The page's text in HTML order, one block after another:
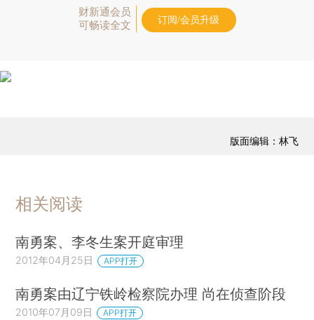
财新通会员
可畅读全文
订阅/会员升级
版面编辑：林飞
相关阅读
南勇案、李冬生案开庭审理
2012年04月25日 APP打开
南勇案由辽宁铁岭检察院办理 尚在侦查阶段
2010年07月09日 APP打开